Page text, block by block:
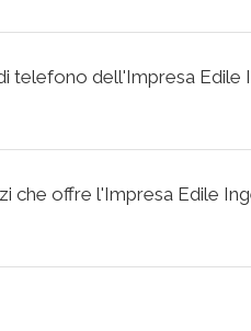
telefono dell'Impresa Edile
che offre l'Impresa Edile